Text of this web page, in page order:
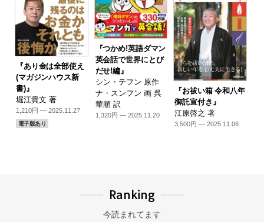
『あり金は全部使え
(マガジンハウス新
書)』
堀江貴文 著
1,210円 — 2025.11.27
電子版あり
『つかめ!英語ダマン
英会話で世界にとび
だせ!編』
シン・テフン 原作
ナ・スンフン 画 呉
華順 訳
1,320円 — 2025.11.20
『お祓い箱 令和八年
御託宣付き』
江原啓之 著
3,500円 — 2025.11.06
Ranking
今読まれてます